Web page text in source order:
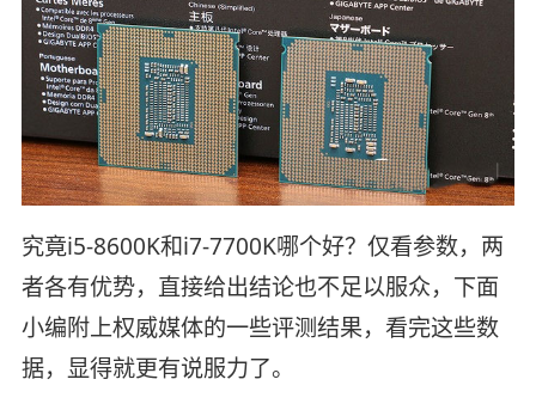
究竟i5-8600K和i7-7700K哪个好？仅看参数，两
者各有优势，直接给出结论也不足以服众，下面
小编附上权威媒体的一些评测结果，看完这些数
据，显得就更有说服力了。